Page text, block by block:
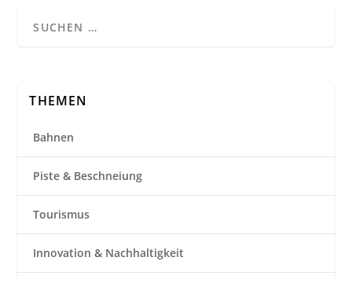
THEMEN
Bahnen
Piste & Beschneiung
Tourismus
Innovation & Nachhaltigkeit